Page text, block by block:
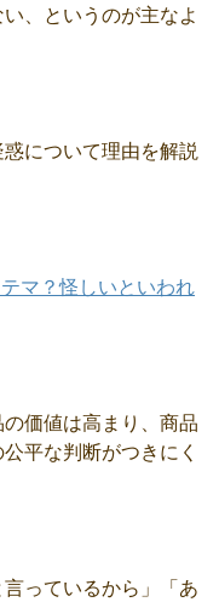
、というのが主なよ
について理由を解説
マ？怪しいといわれ
価値は高まり、商品
平な判断がつきにく
っているから」「あ